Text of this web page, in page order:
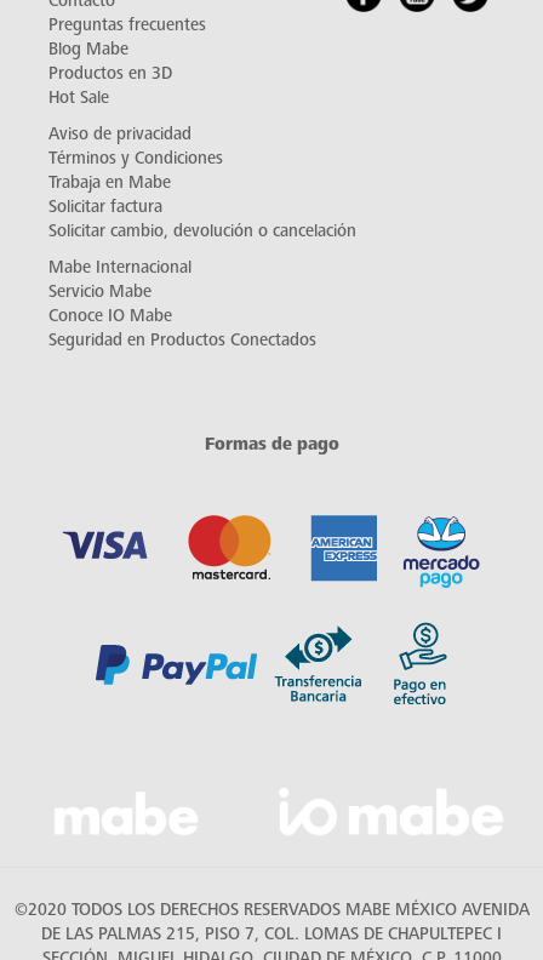
Preguntas frecuentes
Blog Mabe
Productos en 3D
Hot Sale
Aviso de privacidad
Términos y Condiciones
Trabaja en Mabe
Solicitar factura
Solicitar cambio, devolución o cancelación
Mabe Internacional
Servicio Mabe
Conoce IO Mabe
Seguridad en Productos Conectados
Formas de pago
©2020 TODOS LOS DERECHOS RESERVADOS MABE MÉXICO AVENIDA
DE LAS PALMAS 215, PISO 7, COL. LOMAS DE CHAPULTEPEC I